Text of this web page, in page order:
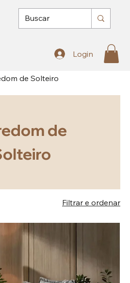
Login
de Solteiro
de
Filtrar e ordenar